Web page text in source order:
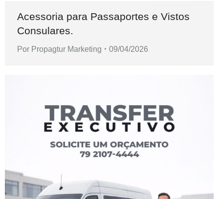
Acessoria para Passaportes e Vistos
Consulares.
Por Propagtur Marketing 09/04/2026